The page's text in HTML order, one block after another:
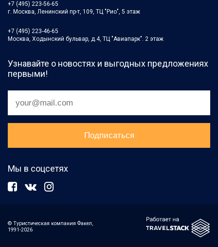
+7 (495) 223-56-65
г. Москва, Ленинский пр-т, 109, ТЦ "Рио", 5 этаж
+7 (495) 223-46-65
Москва, Ходынский бульвар, д.4, ТЦ "Авиапарк". 2 этаж
Узнавайте о новостях и выгодных предложениях
первыми!
Мы в соцсетях
© Туристическая компания Факел,
1991-2026